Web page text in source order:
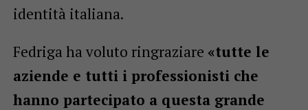
identità italiana.
Fedriga ha voluto ringraziare «tutte le
aziende e tutti i professionisti che
hanno partecipato a questa grande